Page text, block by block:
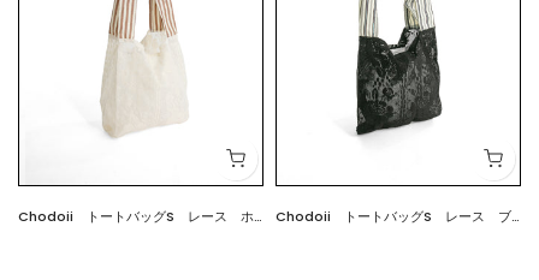
Chodoii トートバッグS レース ホ
Chodoii トートバッグS レース ブ